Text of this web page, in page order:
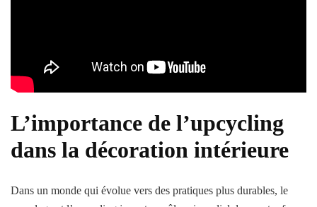
L’importance de l’upcycling
dans la décoration intérieure
Dans un monde qui évolue vers des pratiques plus durables, le